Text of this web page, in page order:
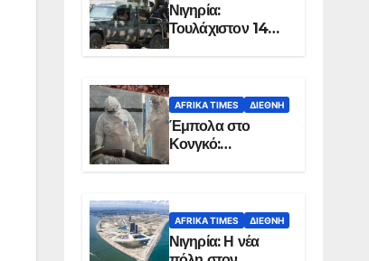
Νιγηρία:
Τουλάχιστον 14
νεκροί από
στην Οτούκπο
AFRIKA TIMES ΔΙΕΘΝΉ
Έμπολα στο
Κονγκό:
Ξεπέρασαν τους
AFRIKA TIMES ΔΙΕΘΝΉ
Νιγηρία: Η νέα